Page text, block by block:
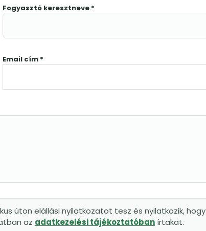
Fogyasztó keresztneve *
Email cím *
úton elállási nyilatkozatot tesz és nyilatkozik, hogy
az adatkezelési tájékoztatóbanírtakat.